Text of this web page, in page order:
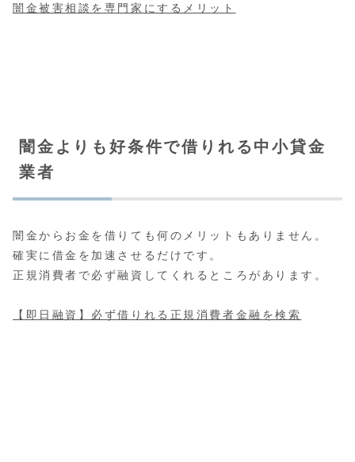
闇金被害相談を専門家にするメリット
闇金よりも好条件で借りれる中小貸金
業者
闇金からお金を借りても何のメリットもありません。
確実に借金を加速させるだけです。
正規消費者で必ず融資してくれるところがあります。
【即日融資】必ず借りれる正規消費者金融を検索